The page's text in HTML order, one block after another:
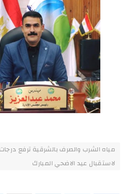
مياه الشرب والصرف بالشرقية ترفع
لاستقبال عيد الاضحي المبارك